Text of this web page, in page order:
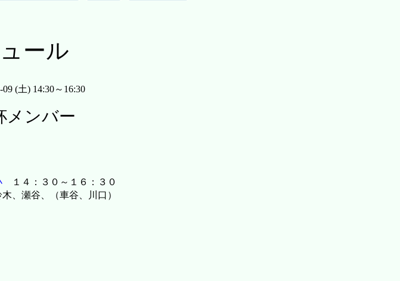
ール
09 (土) 14:30～16:30
メンバー
１４：３０～１６：３０
、瀬谷、（車谷、川口）